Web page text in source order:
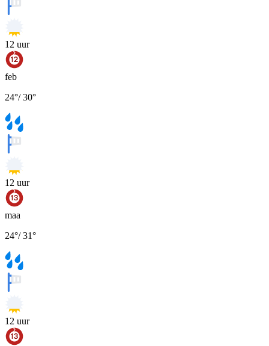
12 uur
feb
24°/30°
12 uur
maa
24°/31°
12 uur